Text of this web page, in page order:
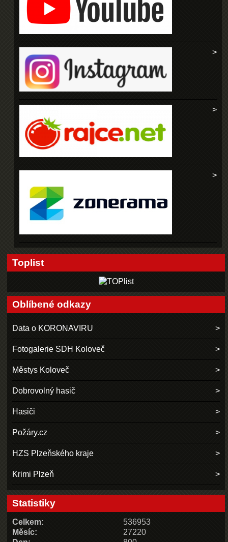
Toplist
Oblíbené odkazy
Data o KORONAVIRU
Fotogalerie SDH Koloveč
Městys Koloveč
Dobrovolný hasič
Hasiči
Požáry.cz
HZS Plzeňského kraje
Krimi Plzeň
Statistiky
Celkem:
536953
Měsíc:
27220